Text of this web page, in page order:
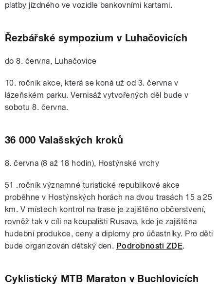
platby jízdného ve vozidle bankovními kartami.
Řezbářské sympozium v Luhačovicích
do 8. června, Luhačovice
10. ročník akce, která se koná už od 3. června v
lázeňském parku. Vernisáž vytvořených děl bude v
sobotu 8. června.
36 000 Valašských kroků
8. června (8 až 18 hodin), Hostýnské vrchy
51 .ročník významné turistické republikové akce
proběhne v Hostýnských horách na dvou trasách 15 a 25
km. V místech kontrol na trase je zajištěno občerstvení,
rovněž tak v cíli na koupališti Rusava, kde je zajištěna
hudební produkce, ceny a diplomy pro účastníky. Pro děti
bude organizován dětský den. Podrobnosti ZDE.
Cyklistický MTB Maraton v Buchlovicích